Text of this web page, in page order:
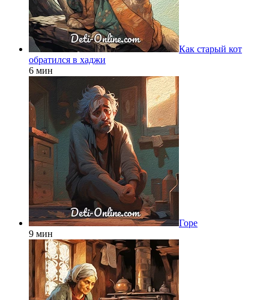
Как старый кот
обратился в хаджи
6 мин
Горе
9 мин